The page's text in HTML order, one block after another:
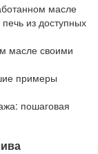
масле
из доступных
масле своими
примеры
пошаговая